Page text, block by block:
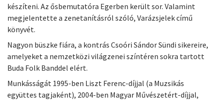
készíteni. Az ősbemutatóra Egerben került sor. Valamint
megjelentette a zenetanításról szóló, Varázsjelek című
könyvét.
Nagyon büszke fiára, a kontrás Csoóri Sándor Sündi sikereire,
amelyeket a nemzetközi világzenei színtéren sokra tartott
Buda Folk Banddel elért.
Munkásságát 1995-ben Liszt Ferenc-díjjal (a Muzsikás
együttes tagjaként), 2004-ben Magyar Művészetért-díjjal,